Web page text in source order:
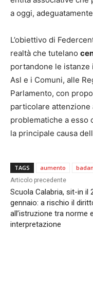
a oggi,
L’obiettivo di
realtà che tutelano
portandone le
Asl e i Comuni, alle
Parlamento, con
particolare attenzione
problematiche a esso
la principale causa
TAGS aumento
Articolo precedente
Scuola Calabria, sit-in il
gennaio: a rischio il
all’istruzione tra norme
interpretazione